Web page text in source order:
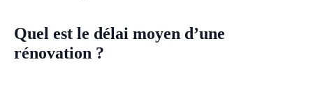
Quel est le délai moyen d’une
rénovation ?